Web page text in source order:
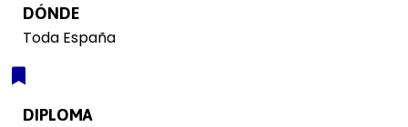
DÓNDE
Toda España
DIPLOMA